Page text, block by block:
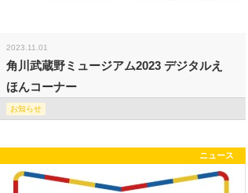
2023.11.01
角川武蔵野ミュージアム2023 デジタルえ
ほんコーナー
お知らせ
ニュース